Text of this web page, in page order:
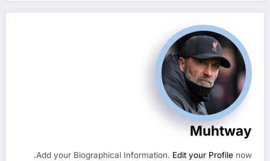
Muhtway
Add your Biographical Information. Edit your Profile now.